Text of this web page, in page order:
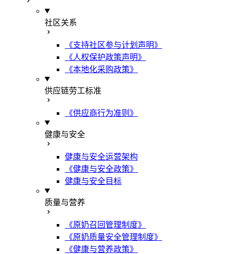
社区关系
《支持社区参与计划声明》
《人权保护政策声明》
《本地化采购政策》
供应链劳工标准
《供应商行为准则》
健康与安全
健康与安全运营架构
《健康与安全政策》
健康与安全目标
质量与营养
《原奶召回管理制度》
《原奶质量安全管理制度》
《健康与营养政策》